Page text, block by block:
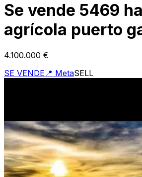
Se vende 5469
agrícola puerto
4.100.000 €
SE VENDE 📍 MetaSELL